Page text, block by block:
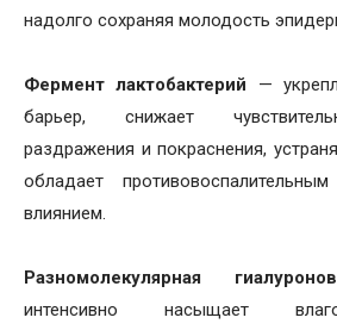
надолго сохраняя молодость
Фермент лактобактерий —
барьер, снижает
раздражения и покраснения,
обладает
влиянием.
Разномолекулярная
интенсивно насыщает